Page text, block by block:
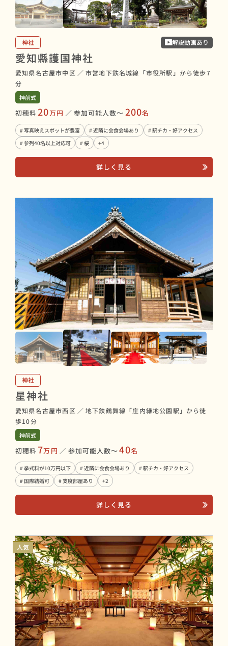
神社 解説動画あり
愛知縣護国神社
愛知県名古屋市中区 ／ 市営地下鉄名城線「市役所駅」から徒歩7
分
神前式
初穂料 20万円 ／ 参加可能人数〜 200名
# 写真映えスポットが豊富 # 近隣に会食会場あり
# 駅チカ・好アクセス
# 参列40名以上対応可
# 桜 +4
詳しく見る
神社
星神社
愛知県名古屋市西区 ／ 地下鉄鶴舞線「庄内緑地公園駅」から徒
歩10分
神前式
初穂料 7万円 ／ 参加可能人数〜40名
# 挙式料が10万円以下 # 近隣に会食会場あり
# 駅チカ・好アクセス
# 国際結婚可
# 支度部屋あり +2
詳しく見る
人気